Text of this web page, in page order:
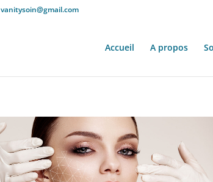
vanitysoin@gmail.com
Accueil A propos